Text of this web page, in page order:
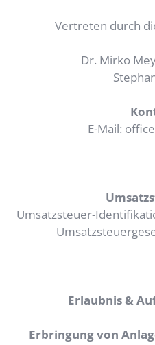
Vertreten durch
Dr. Mirko
E-Mail:
Umsatzsteuer-
Erlaubnis &
Erbringung von